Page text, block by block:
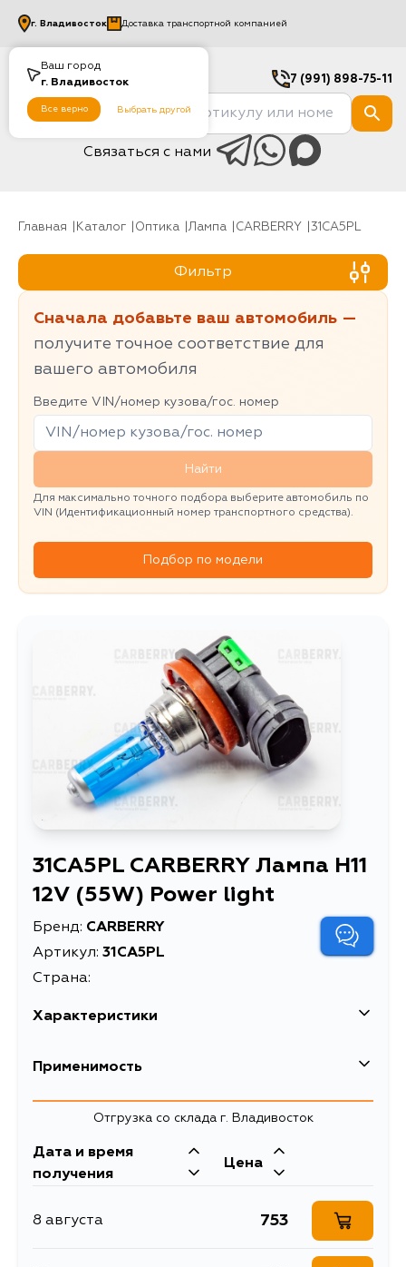
Ваш город
г. Владивосток
Все верно Выбрать другой
г. Владивосток Доставка транспортной компанией
7 (991) 898-75-11
Связаться с нами
Главная Каталог Оптика Лампа CARBERRY 31CA5PL
Фильтр
Сначала добавьте ваш автомобиль —
получите точное соответствие для
вашего автомобиля
Введите VIN/номер кузова/гос. номер
Найти
Для максимально точного подбора выберите автомобиль по
VIN (Идентификационный номер транспортного средства).
Подбор по модели
31CA5PL CARBERRY Лампа H11
12V (55W) Power light
Бренд: CARBERRY
Артикул: 31CA5PL
Страна:
Характеристики
EAN-13
Длина упаковки, мм 46
Масса, кг
Лампа H11 12V (55W)
Применимость
Отгрузка со склада г. Владивосток
Дата и время
получения
Цена
8 августа 753